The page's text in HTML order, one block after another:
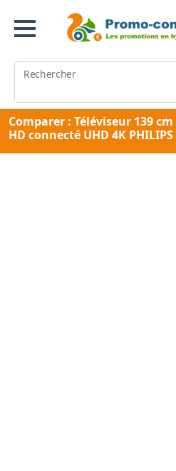
Rechercher
Comparer : Téléviseur 139 cm
HD connecté UHD 4K PHILIPS